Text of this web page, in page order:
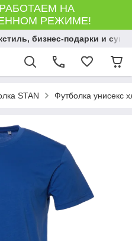
НА
РЕЖИМЕ!
бизнес-подарки и
STAN Футболка унисекс